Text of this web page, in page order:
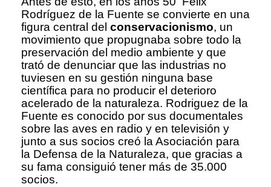
Rodríguez de la Fuente se convierte en una
figura central del conservacionismo, un
movimiento que propugnaba sobre todo la
preservación del medio ambiente y que
trató de denunciar que las industrias no
tuviesen en su gestión ninguna base
científica para no producir el deterioro
acelerado de la naturaleza. Rodriguez de la
Fuente es conocido por sus documentales
sobre las aves en radio y en televisión y
junto a sus socios creó la Asociación para
la Defensa de la Naturaleza, que gracias a
su fama consiguió tener más de 35.000
socios.